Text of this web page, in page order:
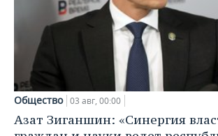
Общество 03 авг, 00:00
Азат Зиганшин: «Синергия